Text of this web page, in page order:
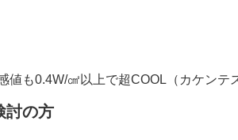
値も0.4W/㎠以上で超COOL（カケンテ
討の方